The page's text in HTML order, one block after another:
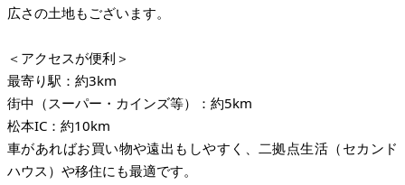
広さの土地もございます。
＜アクセスが便利＞
最寄り駅：約3km
街中（スーパー・カインズ等）：約5km
松本IC：約10km
車があればお買い物や遠出もしやすく、二拠点生活（セカンド
ハウス）や移住にも最適です。